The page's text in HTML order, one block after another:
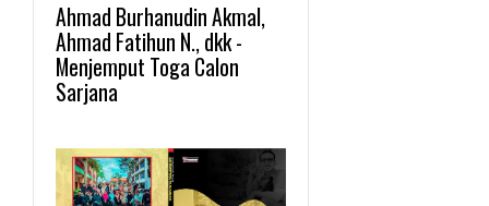
Ahmad Burhanudin Akmal,
Ahmad Fatihun N., dkk -
Menjemput Toga Calon
Sarjana